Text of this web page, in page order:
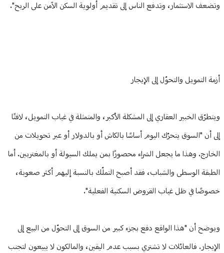
وتضعف الاستثمار، وتدفع الناس إلى تقديم أولوية السكن الآمن على الربح".
أزمة التمويل والتحوّل إلى الإيجار
ويتطرّق الخبير العقاري إلى المشكلة الأكبر، والمتمثلة في غياب التمويل، لافتًا
إلى أن "السوق يتحرّك اليوم أساسًا بالكاش أو بالدولار أو عبر تحويلات من
الخارج. وهذا ما يجعل الشراء محصورًا بمن يملك السيولة أو بالمغتربين. أما
الطبقة الوسطى والشباب، فقد أصبح التملّك بالنسبة إليهم أكثر صعوبة،
خصوصًا في ظل غياب القروض السكنية الفعلية".
ويوضح أن "هذا الواقع دفع بجزء كبير من السوق إلى التحوّل من البيع إلى
الإيجار. فالعائلات لا تشتري بسبب عدم اليقين، والمالكون لا يبيعون لتجنب